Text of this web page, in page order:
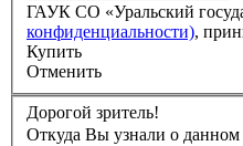
ГАУК СО «Уральский
конфиденциальности) ,
Купить
Отменить
Дорогой зритель!
Откуда Вы узнали о данном